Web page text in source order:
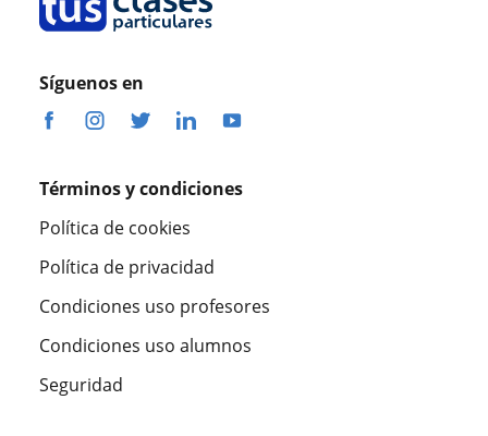
Síguenos en
Términos y condiciones
Política de cookies
Política de privacidad
Condiciones uso profesores
Condiciones uso alumnos
Seguridad